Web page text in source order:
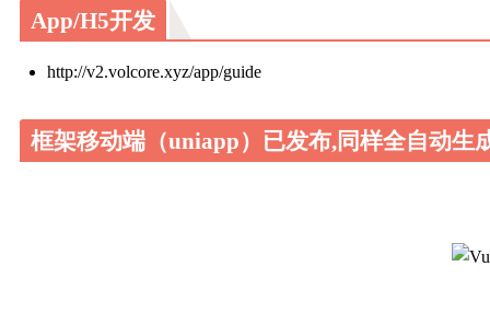
App/H5开发
http://v2.volcore.xyz/app/guide
框架移动端（uniapp）已发布,同样全自动生